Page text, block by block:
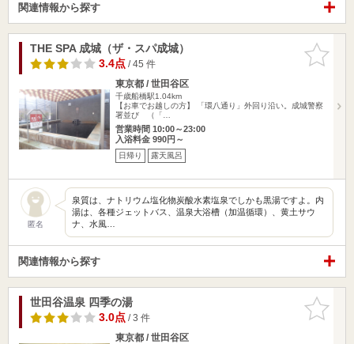
関連情報から探す
お気に入
りに追加
THE SPA 成城（ザ・スパ成城）
3.4点/ 45 件
東京都 / 世田谷区
千歳船橋駅1.04km
【お車でお越しの方】 「環八通り」外回り沿い。成城警察
署並び （「…
営業時間 10:00～23:00
入浴料金 990円～
日帰り 露天風呂
匿名
泉質は、ナトリウム塩化物炭酸水素塩泉でしかも黒湯ですよ。内
湯は、各種ジェットバス、温泉大浴槽（加温循環）、黄土サウ
ナ、水風…
関連情報から探す
お気に入
りに追加
世田谷温泉 四季の湯
3.0点/ 3 件
東京都 / 世田谷区